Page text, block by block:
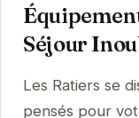
Séjour
Les Ratiers se
pensés pour